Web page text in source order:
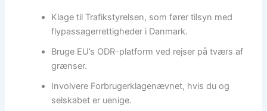
Klage til Trafikstyrelsen, som fører tilsyn med
flypassagerrettigheder i Danmark.
Bruge EU’s ODR-platform ved rejser på tværs af
grænser.
Involvere Forbrugerklagenævnet, hvis du og
selskabet er uenige.